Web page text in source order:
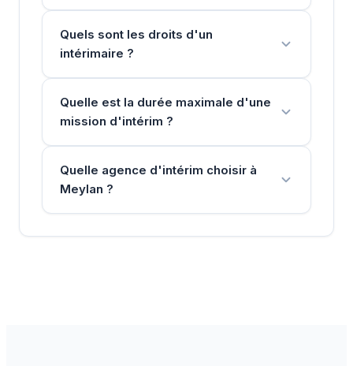
Quels sont les droits d'un
intérimaire ?
Quelle est la durée maximale d'une
mission d'intérim ?
Quelle agence d'intérim choisir à
Meylan ?